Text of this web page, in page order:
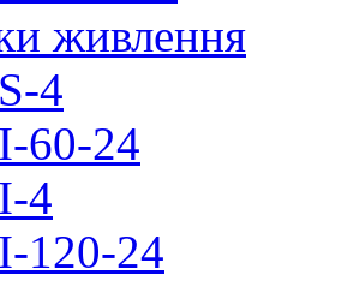
живлення
4
60-24
4
120-24